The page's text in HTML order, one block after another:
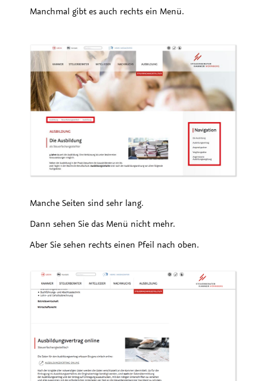
Manchmal gibt es auch rechts ein Menü.
Manche Seiten sind sehr lang.
Dann sehen Sie das Menü nicht mehr.
Aber Sie sehen rechts einen Pfeil nach oben.